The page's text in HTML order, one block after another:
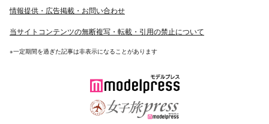
情報提供・広告掲載・お問い合わせ
当サイトコンテンツの無断複写・転載・引用の禁止について
※一定期間を過ぎた記事は非表示になることがあります